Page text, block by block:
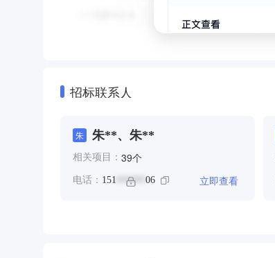
招标联系人
朱 朱**、朱**
相关项目： 39个
电话： 151 ****** 06 立即查看